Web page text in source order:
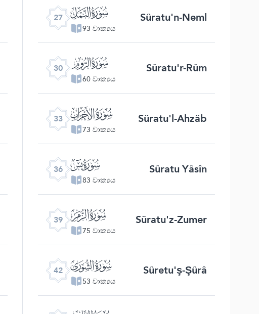
27 ﮧ
93 වාක්‍යය
Sûratu'n-Neml
30 ﮪ
60 වාක්‍යය
Sûratu'r-Rûm
33 ﮭ
73 වාක්‍යය
Sûratu'l-Ahzâb
36 ﮰ
83 වාක්‍යය
Sûratu Yâsîn
39 ﯔ
75 වාක්‍යය
Sûratu'z-Zumer
42 ﯗ
53 වාක්‍යය
Sûretu'ş-Şûrâ